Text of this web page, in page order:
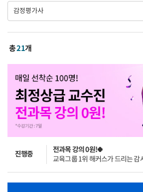
총21개
진행중
전과목 강의 0원!🍀
교육그룹 1위 해커스가 드리는 감